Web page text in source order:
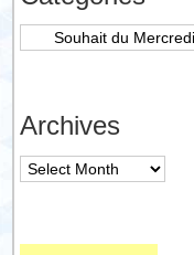
Catégories
Archives
Archives